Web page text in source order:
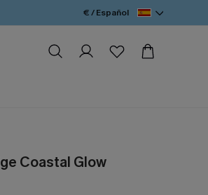
€ / Español
Coastal Glow